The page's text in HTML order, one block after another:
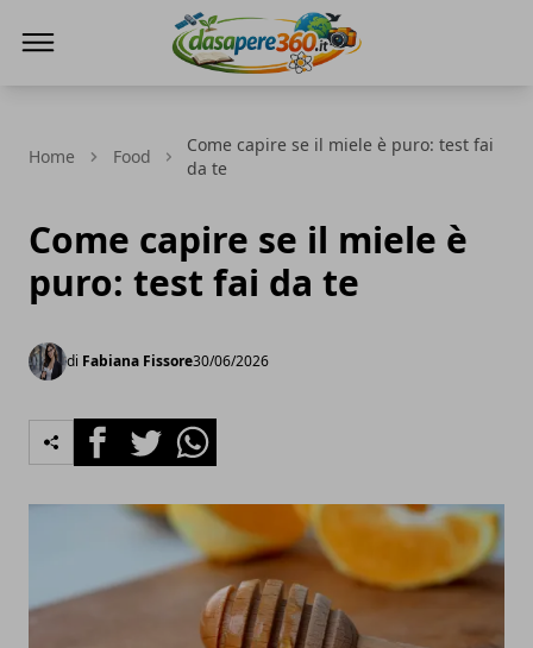
Home Food
Come capire se il miele è puro: test fai
da te
Come capire se il miele è
puro: test fai da te
di Fabiana Fissore30/06/2026
FacebookTwitterWhatsapp